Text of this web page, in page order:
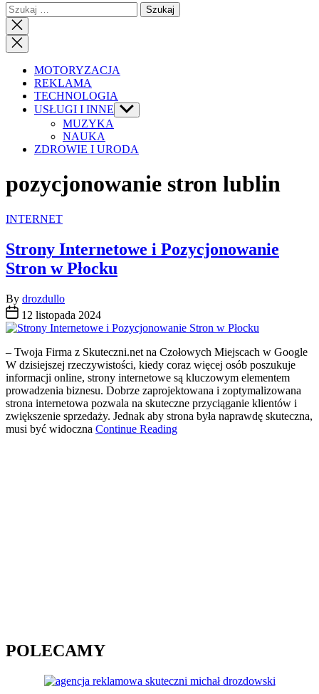
Szukaj:
Close
search
Close
Menu
MOTORYZACJA
REKLAMA
TECHNOLOGIA
USŁUGI I INNE Show
sub
MUZYKA
NAUKA
ZDROWIE I URODA
pozycjonowanie stron lublin
Categories
INTERNET
Strony Internetowe i Pozycjonowanie
Stron w Płocku
By drozdullo
12 listopada 2024
– Twoja Firma z Skuteczni.net na Czołowych Miejscach w Google
W dzisiejszej rzeczywistości, kiedy coraz więcej osób poszukuje
informacji online, strony internetowe są kluczowym elementem
prowadzenia biznesu. Dobrze zaprojektowana i zoptymalizowana
strona internetowa pozwala na skuteczne przyciąganie klientów i
zwiększenie sprzedaży. Jednak aby strona była naprawdę skuteczna,
musi być widoczna Continue Reading
POLECAMY